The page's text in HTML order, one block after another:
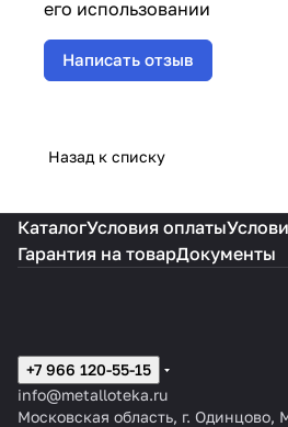
его использовании
Написать отзыв
Назад к списку
КаталогУсловия оплаты
Гарантия на товарДокументы
+7 966 120-55-15
info@metalloteka.ru
Московская область, г.